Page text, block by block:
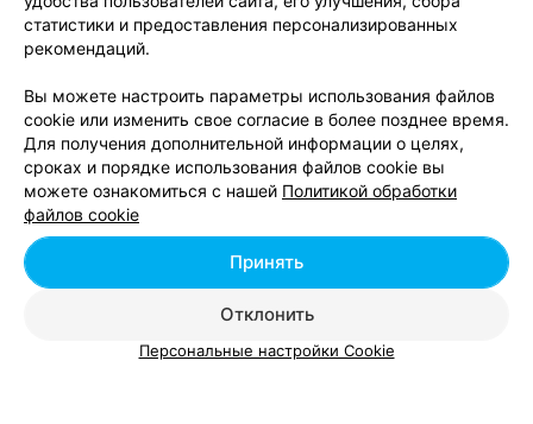
Компьютерные курсы возле метро Пролетарская
в Минске
Добавить компанию
Добавить специалиста
статистики и предоставления персонализированных
рекомендаций.
Вы можете настроить параметры использования файлов
cookie или изменить свое согласие в более позднее время.
Для получения дополнительной информации о целях,
сроках и порядке использования файлов cookie вы
можете ознакомиться с нашей Политикой обработки
файлов cookie
Отклонить
Принять
Персональные настройки Cookie